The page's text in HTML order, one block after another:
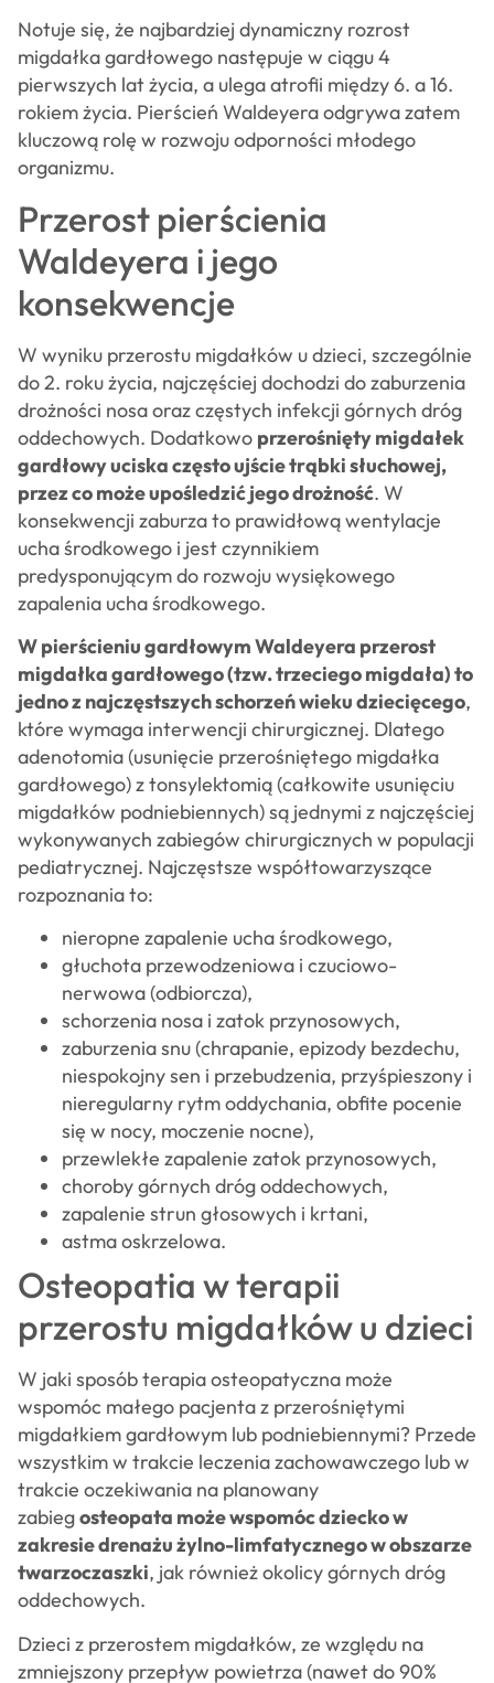
Notuje się, że najbardziej dynamiczny rozrost
migdałka gardłowego następuje w ciągu 4
pierwszych lat życia, a ulega atrofii między 6. a 16.
rokiem życia. Pierścień Waldeyera odgrywa zatem
kluczową rolę w rozwoju odporności młodego
organizmu.
Przerost pierścienia
Waldeyera i jego
konsekwencje
W wyniku przerostu migdałków u dzieci, szczególnie
do 2. roku życia, najczęściej dochodzi do zaburzenia
drożności nosa oraz częstych infekcji górnych dróg
oddechowych. Dodatkowo przerośnięty migdałek
gardłowy uciska często ujście trąbki słuchowej,
przez co może upośledzić jego drożność. W
konsekwencji zaburza to prawidłową wentylacje
ucha środkowego i jest czynnikiem
predysponującym do rozwoju wysiękowego
zapalenia ucha środkowego.
W pierścieniu gardłowym Waldeyera przerost
migdałka gardłowego (tzw. trzeciego migdała) to
jedno z najczęstszych schorzeń wieku dziecięcego,
które wymaga interwencji chirurgicznej. Dlatego
adenotomia (usunięcie przerośniętego migdałka
gardłowego) z tonsylektomią (całkowite usunięciu
migdałków podniebiennych) są jednymi z najczęściej
wykonywanych zabiegów chirurgicznych w populacji
pediatrycznej. Najczęstsze współtowarzyszące
rozpoznania to:
nieropne zapalenie ucha środkowego,
głuchota przewodzeniowa i czuciowo-
nerwowa (odbiorcza),
schorzenia nosa i zatok przynosowych,
zaburzenia snu (chrapanie, epizody bezdechu,
niespokojny sen i przebudzenia, przyśpieszony i
nieregularny rytm oddychania, obfite pocenie
się w nocy, moczenie nocne),
przewlekłe zapalenie zatok przynosowych,
choroby górnych dróg oddechowych,
zapalenie strun głosowych i krtani,
astma oskrzelowa.
Osteopatia w terapii
przerostu migdałków u dzieci
W jaki sposób terapia osteopatyczna może
wspomóc małego pacjenta z przerośniętymi
migdałkiem gardłowym lub podniebiennymi? Przede
wszystkim w trakcie leczenia zachowawczego lub w
trakcie oczekiwania na planowany
zabiegosteopata może wspomóc dziecko w
zakresie drenażu żylno-limfatycznego w obszarze
twarzoczaszki, jak również okolicy górnych dróg
oddechowych.
Dzieci z przerostem migdałków, ze względu na
zmniejszony przepływ powietrza (nawet do 90%